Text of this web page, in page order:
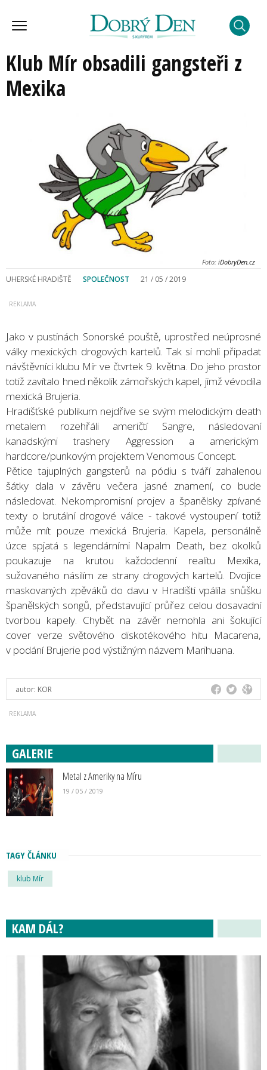
Klub Mír obsadili gangsteři z
Mexika
Foto: iDobryDen.cz
UHERSKÉ HRADIŠTĚ SPOLEČNOST 21 / 05 / 2019
Jako v pustinách Sonorské pouště, uprostřed neúprosné
války mexických drogových kartelů. Tak si mohli připadat
návštěvníci klubu Mír ve čtvrtek 9. května. Do jeho prostor
totiž zavítalo hned několik zámořských kapel, jimž vévodila
mexická Brujeria.
Hradišťské publikum nejdříve se svým melodickým death
metalem rozehřáli američtí Sangre, následovaní
kanadskými trashery Aggression a americkým
hardcore/punkovým projektem Venomous Concept.
Pětice tajuplných gangsterů na pódiu s tváří zahalenou
šátky dala v závěru večera jasné znamení, co bude
následovat. Nekompromisní projev a španělsky zpívané
texty o brutální drogové válce - takové vystoupení totiž
může mít pouze mexická Brujeria. Kapela, personálně
úzce spjatá s legendárními Napalm Death, bez okolků
poukazuje na krutou každodenní realitu Mexika,
sužovaného násilím ze strany drogových kartelů. Dvojice
maskovaných zpěváků do davu v Hradišti vpálila snůšku
španělských songů, představující průřez celou dosavadní
tvorbou kapely. Chybět na závěr nemohla ani šokující
cover verze světového diskotékového hitu Macarena,
v podání Brujerie pod výstižným názvem Marihuana.
autor: KOR
GALERIE
Metal z Ameriky na Míru
19 / 05 / 2019
TAGY ČLÁNKU
klub Mír
KAM DÁL?